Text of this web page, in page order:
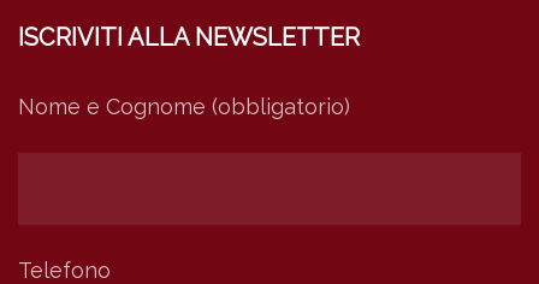
ISCRIVITI ALLA NEWSLETTER
Nome e Cognome (obbligatorio)
Telefono